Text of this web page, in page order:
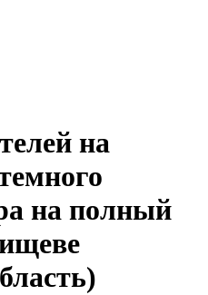
на
на полный